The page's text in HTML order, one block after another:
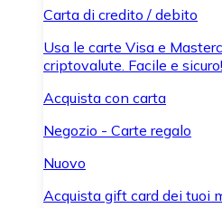
Carta di credito / debito
Usa le carte Visa e
criptovalute. Facile e sicuro!
Acquista con carta
Negozio - Carte regalo
Nuovo
Acquista gift card dei tuoi